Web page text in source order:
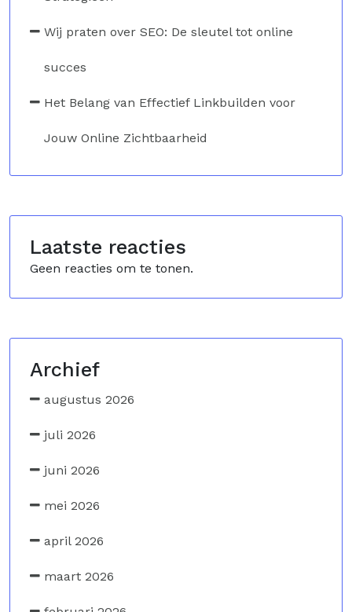
Wij praten over SEO: De sleutel tot online
succes
Het Belang van Effectief Linkbuilden voor
Jouw Online Zichtbaarheid
Laatste reacties
Geen reacties om te tonen.
Archief
augustus 2026
juli 2026
juni 2026
mei 2026
april 2026
maart 2026